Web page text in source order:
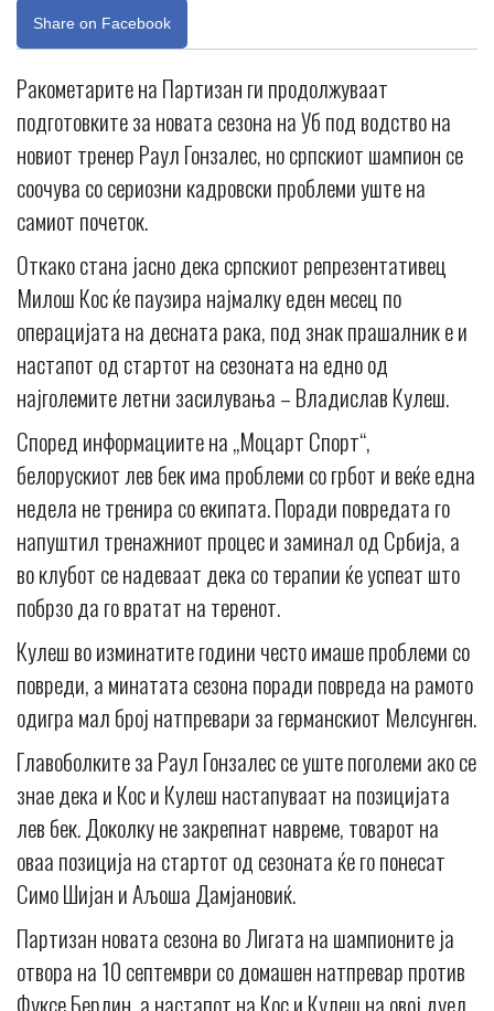
Share on Facebook
Ракометарите на Партизан ги продолжуваат
подготовките за новата сезона на Уб под водство на
новиот тренер Раул Гонзалес, но српскиот шампион се
соочува со сериозни кадровски проблеми уште на
самиот почеток.
Откако стана јасно дека српскиот репрезентативец
Милош Кос ќе паузира најмалку еден месец по
операцијата на десната рака, под знак прашалник е и
настапот од стартот на сезоната на едно од
најголемите летни засилувања – Владислав Кулеш.
Според информациите на „Моцарт Спорт“,
белорускиот лев бек има проблеми со грбот и веќе една
недела не тренира со екипата. Поради повредата го
напуштил тренажниот процес и заминал од Србија, а
во клубот се надеваат дека со терапии ќе успеат што
побрзо да го вратат на теренот.
Кулеш во изминатите години често имаше проблеми со
повреди, а минатата сезона поради повреда на рамото
одигра мал број натпревари за германскиот Мелсунген.
Главоболките за Раул Гонзалес се уште поголеми ако се
знае дека и Кос и Кулеш настапуваат на позицијата
лев бек. Доколку не закрепнат навреме, товарот на
оваа позиција на стартот од сезоната ќе го понесат
Симо Шијан и Аљоша Дамјановиќ.
Партизан новата сезона во Лигата на шампионите ја
отвора на 10 септември со домашен натпревар против
Фуксе Берлин, а настапот на Кос и Кулеш на овој дуел